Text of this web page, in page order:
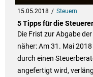
15.05.2018 Steuern
5 Tipps für die
Die Frist zur Abgabe
näher: Am 31. Mai
durch einen
angefertigt wird,